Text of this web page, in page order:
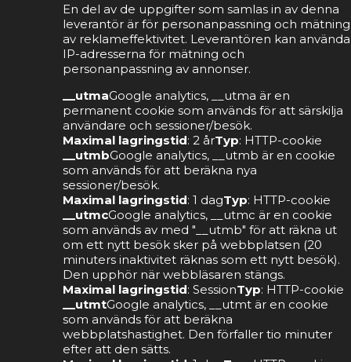
En del av de uppgifter som samlas in av denna
leverantör är för personanpassning och mätning
av reklameffektivitet. Leverantören kan använda
IP-adresserna för mätning och
personanpassning av annonser.
__utmaGoogle analytics, __utma är en
permanent cookie som används för att särskilja
användare och sessioner/besök.
Maximal lagringstid: 2 årTyp: HTTP-cookie
__utmbGoogle analytics, __utmb är en cookie
som används för att beräkna nya
sessioner/besök.
Maximal lagringstid: 1 dagTyp: HTTP-cookie
__utmcGoogle analytics, __utmc är en cookie
som används av med "__utmb" för att räkna ut
om ett nytt besök sker på webbplatsen (20
minuters inaktivitet räknas som ett nytt besök).
Den upphör när webbläsaren stängs.
Maximal lagringstid: SessionTyp: HTTP-cookie
__utmtGoogle analytics, __utmt är en cookie
som används för att beräkna
webbplatshastighet. Den förfaller tio minuter
efter att den sätts.